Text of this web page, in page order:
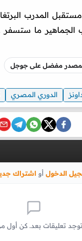
المدرب
الجماهير ما ستسفر
كمصدر مفضل على جوجل
الدوري المصري
الدخول أو اشتراك
توجد تعليقات بعد. كن أول